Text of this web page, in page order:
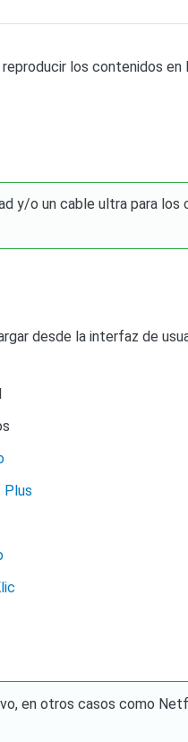
reproducir los contenidos en
y/o un cable ultra para los
desde la interfaz de
Plus
en otros casos como